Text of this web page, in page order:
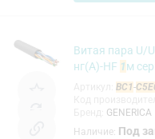
Витая пара U/
нг(А)-HF 1м
BC1-
GENERICA
Наличие: Под